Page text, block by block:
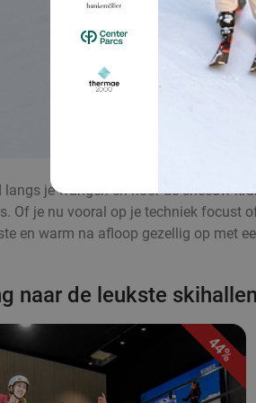
je wangen en hoor de sneeuw
Of je nu vooral op je techniek focust
en warm na afloop gezellig op met
naar de leukste skihallen
44%